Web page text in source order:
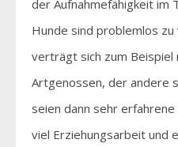
der Aufnahmefähigkeit im
Hunde sind problemlos
verträgt sich zum Beispiel
Artgenossen, der andere
seien dann sehr
viel Erziehungsarbeit und